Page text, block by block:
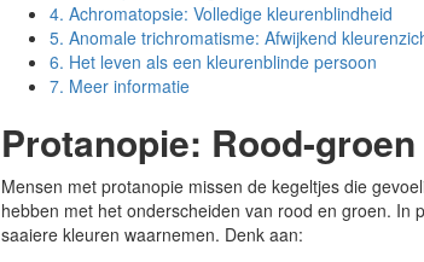
4. Achromatopsie: Volledige kleurenblindheid
5. Anomale trichromatisme: Afwijkend
6. Het leven als een kleurenblinde persoon
7. Meer informatie
Protanopie: Rood-
Mensen met protanopie missen de kegeltjes die
hebben met het onderscheiden van rood en groen.
saaiere kleuren waarnemen. Denk aan: